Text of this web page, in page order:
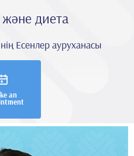
диета
Есенлер ауруханасы
an